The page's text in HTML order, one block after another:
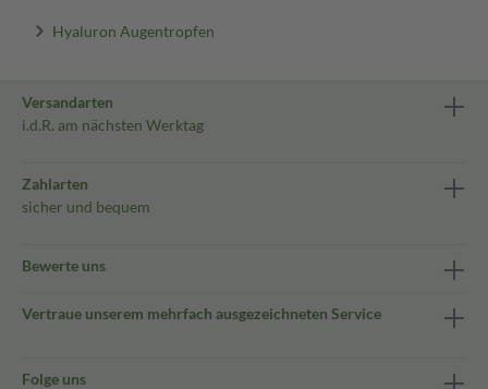
Hyaluron Augentropfen
Versandarten
i.d.R. am nächsten Werktag
Zahlarten
sicher und bequem
Bewerte uns
Vertraue unserem mehrfach ausgezeichneten Service
Folge uns